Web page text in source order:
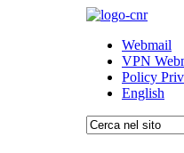
Webmail
VPN
Policy
English